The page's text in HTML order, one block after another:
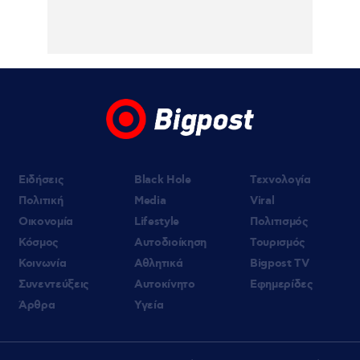
Ειδήσεις
Πολιτική
Οικονομία
Κόσμος
Κοινωνία
Συνεντεύξεις
Άρθρα
Black Hole
Media
Lifestyle
Αυτοδιοίκηση
Αθλητικά
Αυτοκίνητο
Υγεία
Τεχνολογία
Viral
Πολιτισμός
Τουρισμός
Bigpost TV
Εφημερίδες